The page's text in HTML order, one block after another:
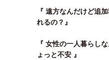
『 遠方なんだけど追
れるの？』
『 女性の一人暮らし
ょっと不安 』